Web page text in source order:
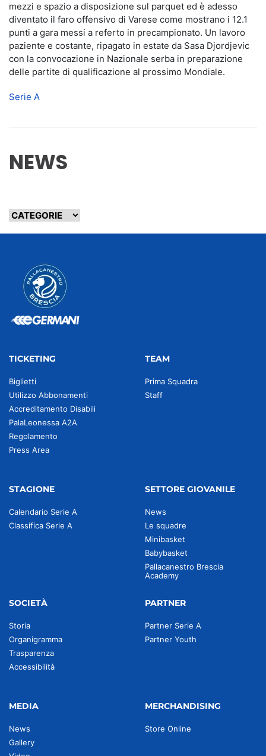
mezzi e spazio a disposizione sul parquet ed è adesso
diventato il faro offensivo di Varese come mostrano i 12.1
punti a gara messi a referto in precampionato. Un lavoro
paziente e costante, ripagato in estate da Sasa Djordjevic
con la convocazione in Nazionale serba in preparazione
delle partite di qualificazione al prossimo Mondiale.
Serie A
NEWS
TICKETING
Biglietti
Utilizzo Abbonamenti
Accreditamento Disabili
PalaLeonessa A2A
Regolamento
Press Area
TEAM
Prima Squadra
Staff
STAGIONE
Calendario Serie A
Classifica Serie A
SETTORE GIOVANILE
News
Le squadre
Minibasket
Babybasket
Pallacanestro Brescia
Academy
SOCIETÀ
Storia
Organigramma
Trasparenza
Accessibilità
PARTNER
Partner Serie A
Partner Youth
MEDIA
News
Gallery
MERCHANDISING
Store Online